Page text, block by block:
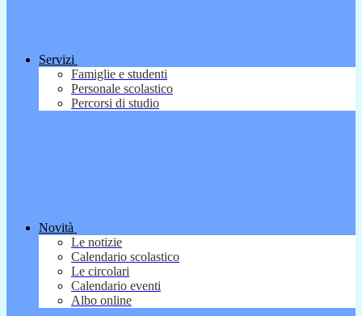
Servizi
Famiglie e studenti
Personale scolastico
Percorsi di studio
Novità
Le notizie
Calendario scolastico
Le circolari
Calendario eventi
Albo online